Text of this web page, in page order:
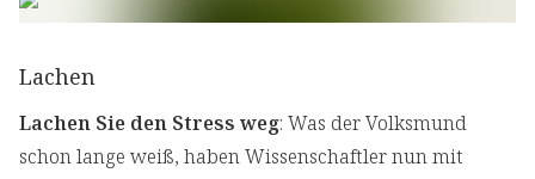
Lachen
Lachen Sie den Stress weg: Was der Volksmund
schon lange weiß, haben Wissenschaftler nun mit